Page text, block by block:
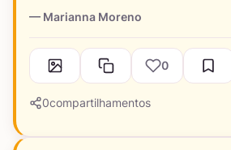
Marianna Moreno
0
0compartilhamentos